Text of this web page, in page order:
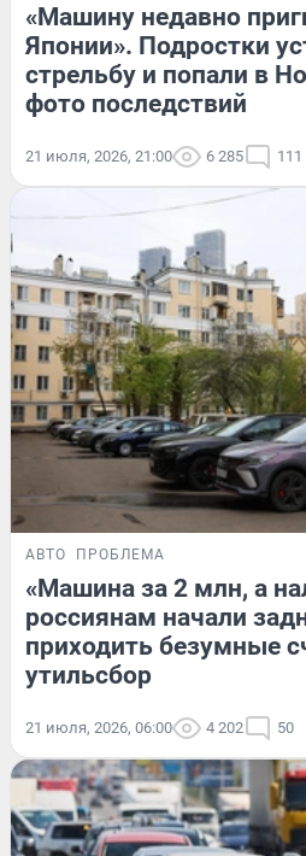
«Машину недавно
Японии». Подростки
стрельбу и попали в
фото последствий
21 июля, 2026, 21:00 6 285 111
АВТО ПРОБЛЕМА
«Машина за 2 млн, а
россиянам начали
приходить безумные
утильсбор
21 июля, 2026, 06:00 4 202 50